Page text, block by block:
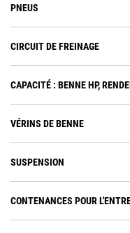
PNEUS
CIRCUIT DE FREINAGE
CAPACITÉ : BENNE HP,
VÉRINS DE BENNE
SUSPENSION
CONTENANCES POUR